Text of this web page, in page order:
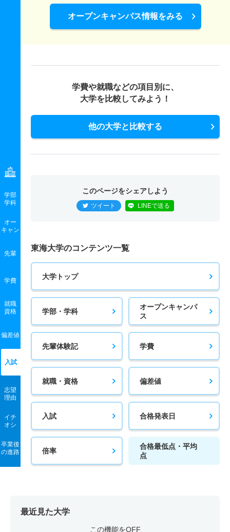
学部
学科
オー
キャン
先輩
学費
就職
資格
偏差値
入試
志望
理由
イチ
オシ
卒業後
の進路
オープンキャンパス情報をみる
学費や就職などの項目別に、
大学を比較してみよう！
他の大学と比較する
このページをシェアしよう
ツイート LINEで送る
東海大学のコンテンツ一覧
大学トップ
学部・学科
オープンキャンパ
ス
先輩体験記 学費
就職・資格 偏差値
入試 合格発表日
倍率
合格最低点・平均
点
最近見た大学
この機能をOFF